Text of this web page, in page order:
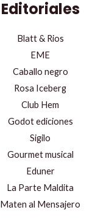
Editoriales
Blatt & Rios
EME
Caballo negro
Rosa Iceberg
Club Hem
Godot ediciones
Sigilo
Gourmet musical
Eduner
La Parte Maldita
Maten al Mensajero